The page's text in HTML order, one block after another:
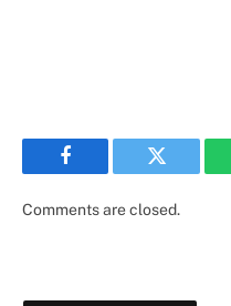
Facebook Twitter
Comments are closed.